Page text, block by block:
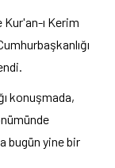
Kur'an-ı Kerim
konuşmada,
bugün yine bir